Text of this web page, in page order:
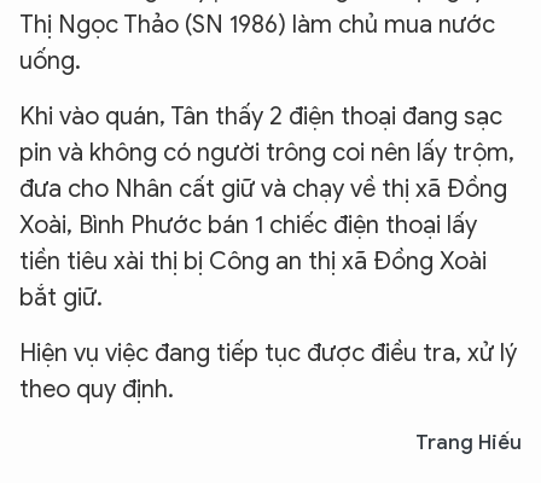
Thị Ngọc Thảo (SN 1986) làm chủ mua nước
uống.
Khi vào quán, Tân thấy 2 điện thoại đang sạc
pin và không có người trông coi nên lấy trộm,
đưa cho Nhân cất giữ và chạy về thị xã Đồng
Xoài, Bình Phước bán 1 chiếc điện thoại lấy
tiền tiêu xài thị bị Công an thị xã Đồng Xoài
bắt giữ.
Hiện vụ việc đang tiếp tục được điều tra, xử lý
theo quy định.
Trang Hiếu